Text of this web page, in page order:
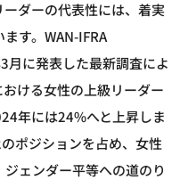
ダーの代表性には、着実
す。WAN-IFRA
に発表した最新調査によ
ける女性の上級リーダー
年には24%へと上昇しま
ポジションを占め、女性
ェンダー平等への道のり